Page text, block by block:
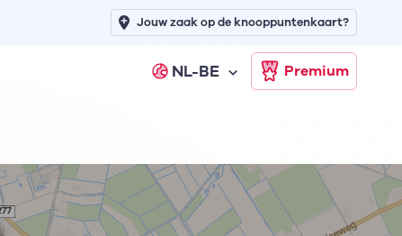
NL-BE Premium
Jouw zaak op de knooppuntenkaart?